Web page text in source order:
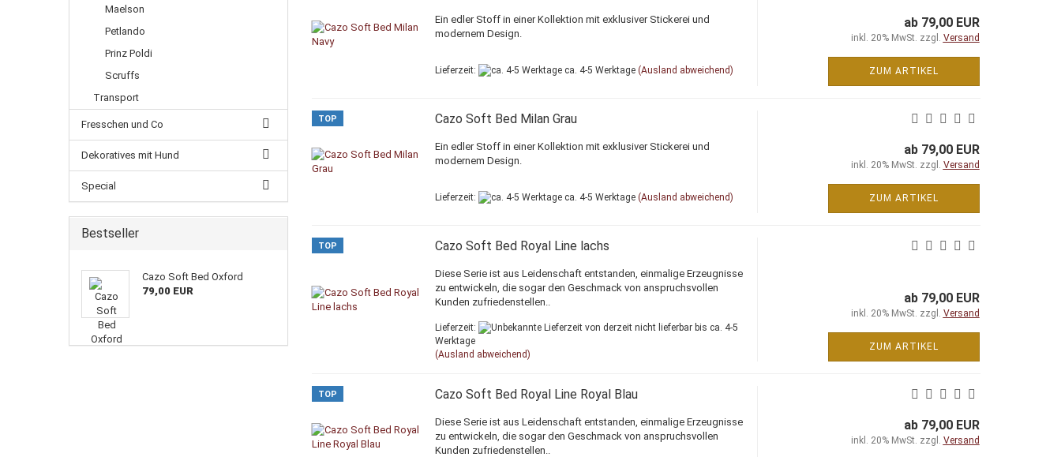
Ein edler Stoff in einer Kollektion mit exklusiver Stickerei und
modernem Design.
Lieferzeit: ca. 4-5 Werktage (Ausland abweichend)
ab 79,00 EUR
inkl. 20% MwSt. zzgl. Versand
ZUM ARTIKEL
TOP Cazo Soft Bed Milan Grau
Ein edler Stoff in einer Kollektion mit exklusiver Stickerei und
modernem Design.
Lieferzeit: ca. 4-5 Werktage (Ausland abweichend)
ab 79,00 EUR
inkl. 20% MwSt. zzgl. Versand
ZUM ARTIKEL
TOP Cazo Soft Bed Royal Line lachs
Diese Serie ist aus Leidenschaft entstanden, einmalige Erzeugnisse
zu entwickeln, die sogar den Geschmack von anspruchsvollen
Kunden zufriedenstellen..
Lieferzeit:
von derzeit nicht lieferbar bis ca. 4-5
Werktage
(Ausland abweichend)
ab 79,00 EUR
inkl. 20% MwSt. zzgl. Versand
ZUM ARTIKEL
TOP Cazo Soft Bed Royal Line Royal Blau
Diese Serie ist aus Leidenschaft entstanden, einmalige Erzeugnisse
zu entwickeln, die sogar den Geschmack von anspruchsvollen
Kunden zufriedenstellen..
ab 79,00 EUR
inkl. 20% MwSt. zzgl. Versand
Maelson
Petlando
Prinz Poldi
Scruffs
Transport
Fresschen und Co
Dekoratives mit Hund
Special
Bestseller
Cazo Soft Bed Oxford
79,00 EUR